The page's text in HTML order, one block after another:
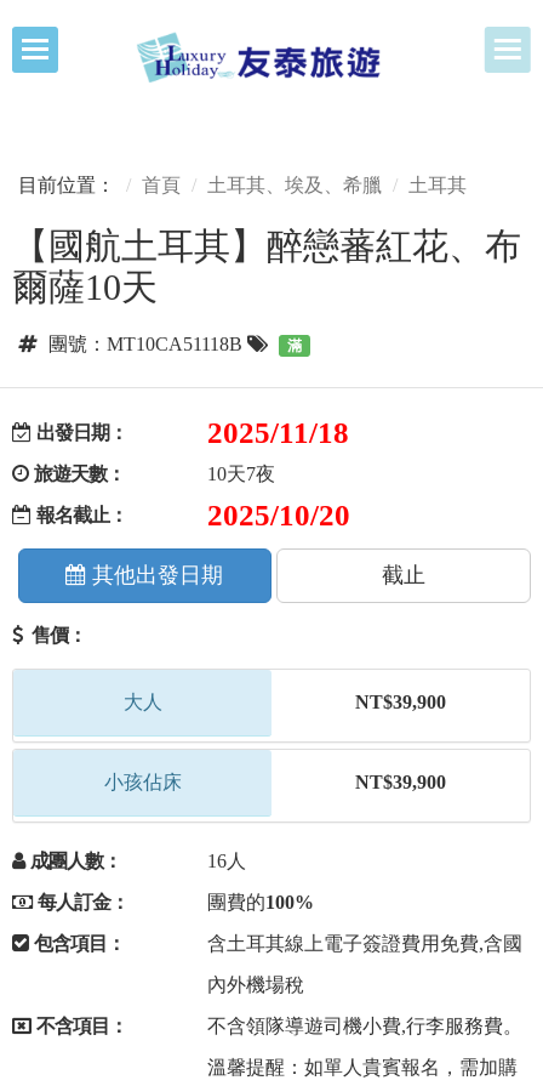
目前位置： 首頁 土耳其、埃及、希臘 土耳其
【國航土耳其】醉戀蕃紅花、布
爾薩10天
團號：MT10CA51118B 滿
出發日期： 2025/11/18
旅遊天數：
10天7夜
報名截止：
2025/10/20
其他出發日期 截止
售價：
大人 NT$39,900
小孩佔床 NT$39,900
成團人數：
16人
每人訂金：
團費的100%
包含項目：
含土耳其線上電子簽證費用免費,含國
內外機場稅
不含項目：
不含領隊導遊司機小費,行李服務費。
溫馨提醒：如單人貴賓報名，需加購